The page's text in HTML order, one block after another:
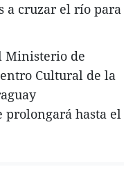
a cruzar el río para
Ministerio de
Cultural de la
prolongará hasta el